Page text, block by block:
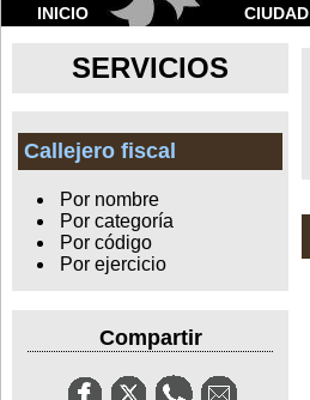
INICIO CIUDAD
SERVICIOS
Callejero fiscal
Por nombre
Por categoría
Por código
Por ejercicio
Compartir